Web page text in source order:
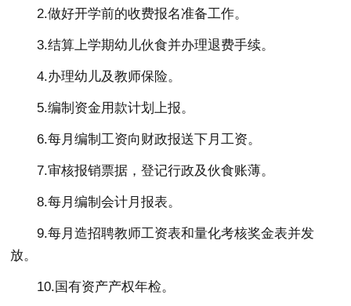
2.做好开学前的收费报名准备工作。
3.结算上学期幼儿伙食并办理退费手续。
4.办理幼儿及教师保险。
5.编制资金用款计划上报。
6.每月编制工资向财政报送下月工资。
7.审核报销票据，登记行政及伙食账薄。
8.每月编制会计月报表。
9.每月造招聘教师工资表和量化考核奖金表并发
放。
10.国有资产产权年检。